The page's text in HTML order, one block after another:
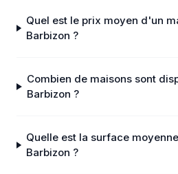
Quel est le prix moyen d'un
Barbizon ?
Combien de maisons sont
Barbizon ?
Quelle est la surface
Barbizon ?